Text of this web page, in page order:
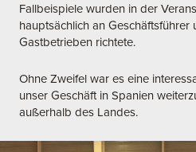
Fallbeispiele wurden in der
hauptsächlich an Geschäftsführer
Gastbetrieben richtete.
Ohne Zweifel war es eine
unser Geschäft in Spanien
außerhalb des Landes.